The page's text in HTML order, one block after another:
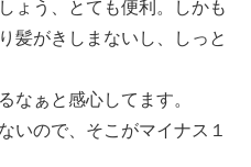
ょう、とても便利。しかも
髪がきしまないし、しっと
なぁと感心してます。
いので、そこがマイナス１